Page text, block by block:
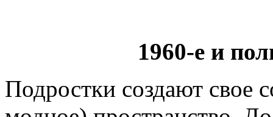
1960-е и
Подростки создают свое